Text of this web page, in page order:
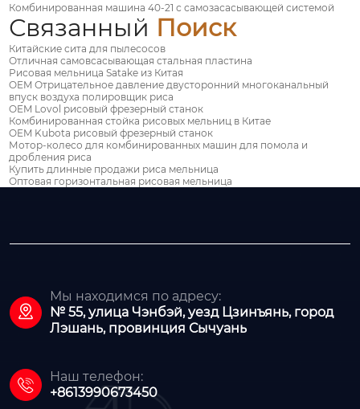
Комбинированная машина 40-21 с самозасасывающей системой
Связанный Поиск
Китайские сита для пылесосов
Отличная самовсасывающая стальная пластина
Рисовая мельница Satake из Китая
OEM Отрицательное давление двусторонний многоканальный
впуск воздуха полировщик риса
OEM Lovol рисовый фрезерный станок
Комбинированная стойка рисовых мельниц в Китае
OEM Kubota рисовый фрезерный станок
Мотор-колесо для комбинированных машин для помола и
дробления риса
Купить длинные продажи риса мельница
Оптовая горизонтальная рисовая мельница

Мы находимся по адресу:
№ 55, улица Чэнбэй, уезд Цзинъянь, город
Лэшань, провинция Сычуань

Наш телефон:
+8613990673450